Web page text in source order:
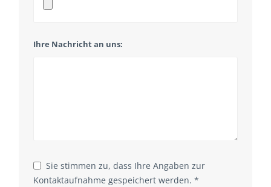
Ihre Nachricht an uns:
Sie stimmen zu, dass Ihre Angaben zur
Kontaktaufnahme gespeichert werden. *